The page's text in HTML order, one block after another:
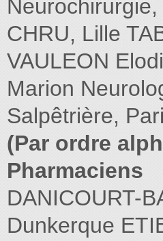
CHRU, Lille
VAULEON
Marion
Salpêtrière,
(Par ordre
Pharmaciens
DANICOURT-
Dunkerque